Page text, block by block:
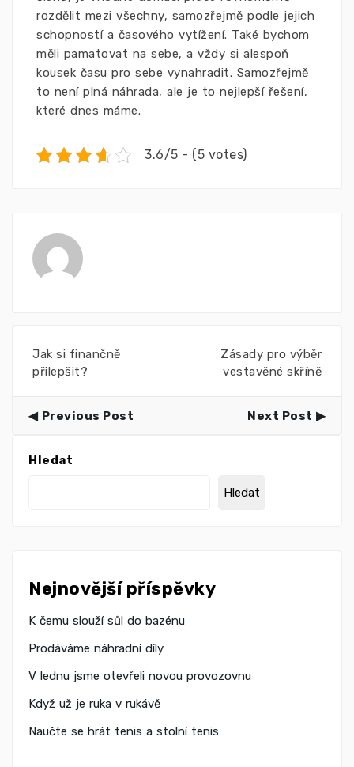
rozdělit mezi všechny, samozřejmě podle jejich
schopností a časového vytížení. Také bychom
měli pamatovat na sebe, a vždy si alespoň
kousek času pro sebe vynahradit. Samozřejmě
to není plná náhrada, ale je to nejlepší řešení,
které dnes máme.
3.6/5 - (5 votes)
Jak si finančně
přilepšit?
Zásady pro výběr
vestavěné skříně
Previous Post Next Post
Hledat
Hledat
Nejnovější příspěvky
K čemu slouží sůl do bazénu
Prodáváme náhradní díly
V lednu jsme otevřeli novou provozovnu
Když už je ruka v rukávě
Naučte se hrát tenis a stolní tenis